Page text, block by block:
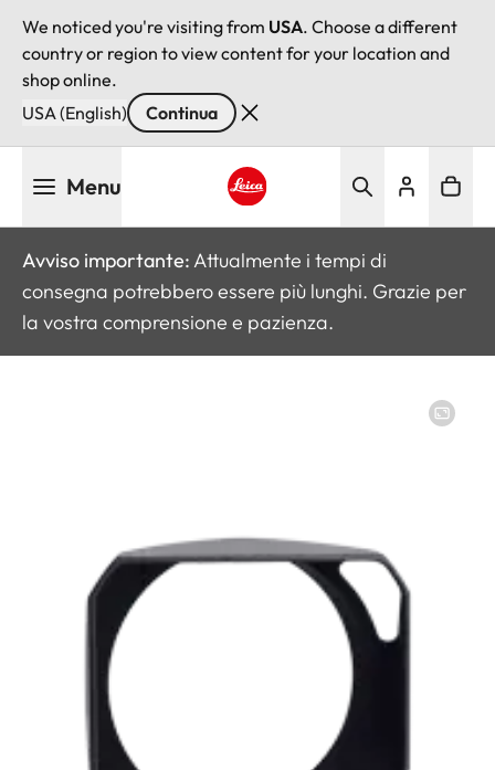
We noticed you're visiting from USA. Choose a different
country or region to view content for your location and
shop online.
USA (English)
Continua
Menu
Avviso importante: Attualmente i tempi di
consegna potrebbero essere più lunghi. Grazie per
la vostra comprensione e pazienza.